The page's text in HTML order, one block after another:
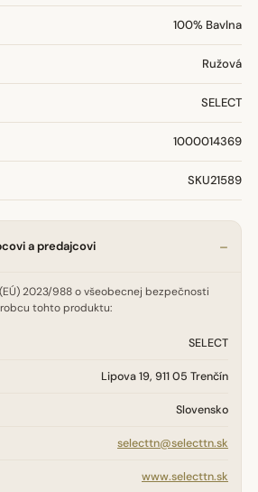
100% Bavlna
Ružová
SELECT
1000014369
SKU21589
a predajcovi
2023/988 o všeobecnej bezpečnosti
tohto produktu:
SELECT
Lipova 19, 911 05 Trenčín
Slovensko
selecttn@selecttn.sk
www.selecttn.sk